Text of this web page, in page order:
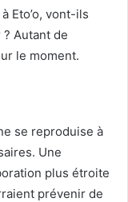
Eto’o, vont-ils
Autant de
le moment.
se reproduise à
Une
plus étroite
prévenir de